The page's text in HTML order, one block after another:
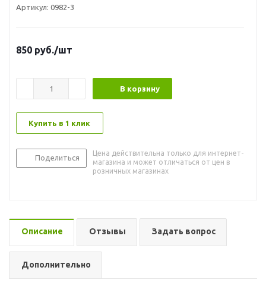
Артикул: 0982-3
850 руб./шт
В корзину
Купить в 1 клик
Поделиться
Цена действительна только для интернет-
магазина и может отличаться от цен в
розничных магазинах
Описание Отзывы Задать вопрос
Дополнительно